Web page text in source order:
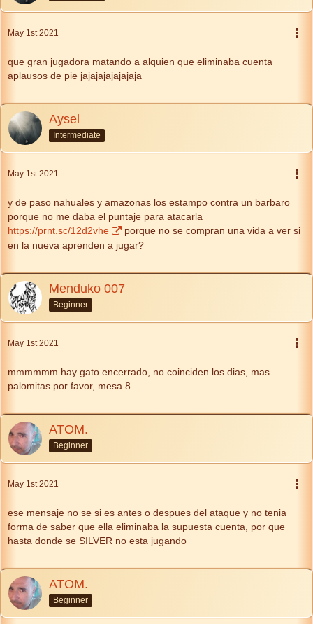
May 1st 2021
que gran jugadora matando a alquien que eliminaba cuenta
aplausos de pie jajajajajajajaja
Aysel
Intermediate
May 1st 2021
y de paso nahuales y amazonas los estampo contra un barbaro
porque no me daba el puntaje para atacarla
https://prnt.sc/12d2vhe
porque no se compran una vida a ver si
en la nueva aprenden a jugar?
Menduko 007
Beginner
May 1st 2021
mmmmmm hay gato encerrado, no coinciden los dias, mas
palomitas por favor, mesa 8
ATOM.
Beginner
May 1st 2021
ese mensaje no se si es antes o despues del ataque y no tenia
forma de saber que ella eliminaba la supuesta cuenta, por que
hasta donde se SILVER no esta jugando
ATOM.
Beginner